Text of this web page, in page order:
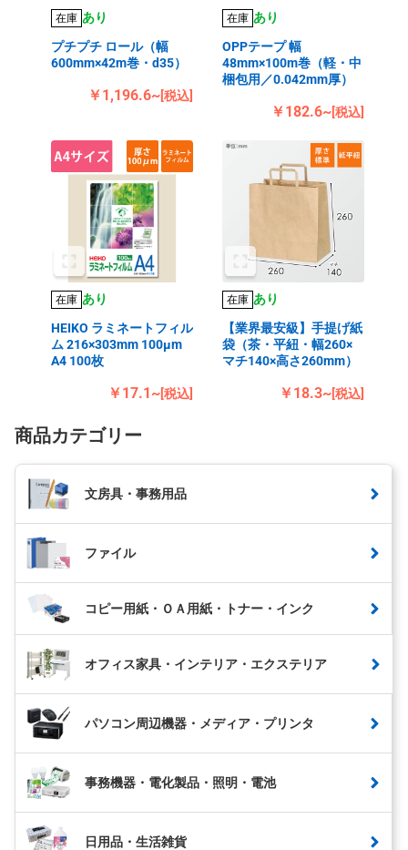
在庫 あり
プチプチ ロール（幅
600mm×42m巻・d35）
￥1,196.6~[税込]
在庫 あり
OPPテープ 幅
48mm×100m巻（軽・中
梱包用／0.042mm厚）
￥182.6~[税込]
在庫 あり
HEIKO ラミネートフィル
ム 216×303mm 100μm
A4 100枚
￥17.1~[税込]
在庫 あり
【業界最安級】手提げ紙
袋（茶・平紐・幅260×
マチ140×高さ260mm）
￥18.3~[税込]
商品カテゴリー
文房具・事務用品
ファイル
コピー用紙・ＯＡ用紙・トナー・インク
オフィス家具・インテリア・エクステリア
パソコン周辺機器・メディア・プリンタ
事務機器・電化製品・照明・電池
日用品・生活雑貨